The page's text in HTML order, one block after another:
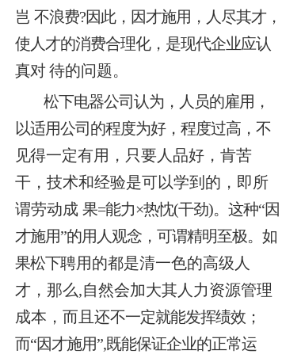
岂 不浪费?因此，因才施用，人尽其才，
使人才的消费合理化，是现代企业应认
真对 待的问题。
松下电器公司认为，人员的雇用，
以适用公司的程度为好，程度过高，不
见得一定有用，只要人品好，肯苦
干，技术和经验是可以学到的，即所
谓劳动成 果=能力×热忱(干劲)。这种“因
才施用”的用人观念，可谓精明至极。如
果松下聘用的都是清一色的高级人
才，那么,自然会加大其人力资源管理
成本，而且还不一定就能发挥绩效；
而“因才施用”,既能保证企业的正常运